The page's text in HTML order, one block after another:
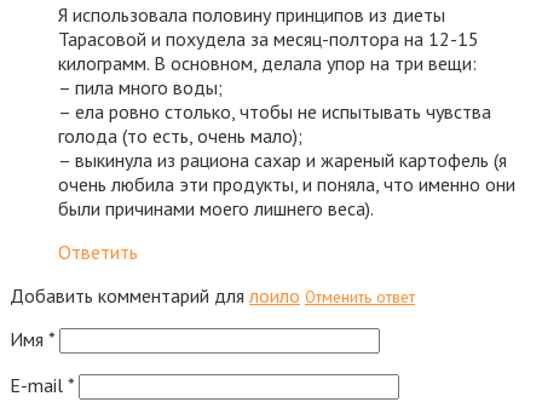
Я использовала половину принципов из диеты
Тарасовой и похудела за месяц-полтора на 12-15
килограмм. В основном, делала упор на три вещи:
– пила много воды;
– ела ровно столько, чтобы не испытывать чувства
голода (то есть, очень мало);
– выкинула из рациона сахар и жареный картофель (я
очень любила эти продукты, и поняла, что именно они
были причинами моего лишнего веса).
Ответить
Добавить комментарий для лоило Отменить ответ
Имя *
E-mail *